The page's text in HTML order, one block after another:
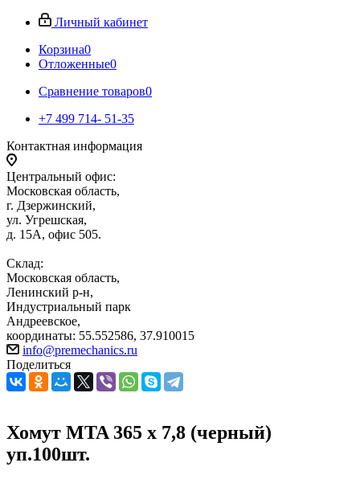
Личный кабинет
Корзина0
Отложенные0
Сравнение товаров0
+7 499 714- 51-35
Контактная информация
Центральный офис:
Московская область,
г. Дзержинский,
ул. Угрешская,
д. 15А, офис 505.
Склад:
Московская область,
Ленинский р-н,
Индустриальный парк
Андреевское,
координаты: 55.552586, 37.910015
info@premechanics.ru
Поделиться
Хомут MTA 365 х 7,8 (черный)
уп.100шт.